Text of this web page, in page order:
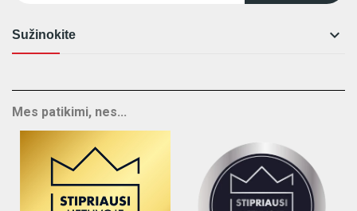
Sužinokite 
Mes patikimi, nes...